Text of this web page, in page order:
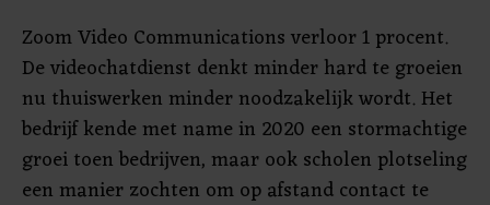
Zoom Video Communications verloor 1 procent.
De videochatdienst denkt minder hard te groeien
nu thuiswerken minder noodzakelijk wordt. Het
bedrijf kende met name in 2020 een stormachtige
groei toen bedrijven, maar ook scholen plotseling
een manier zochten om op afstand contact te